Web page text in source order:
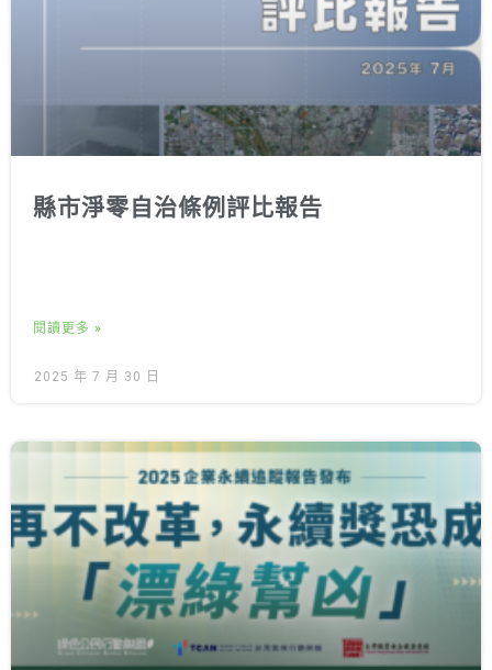
縣市淨零自治條例評比報告
閱讀更多 »
2025 年 7 月 30 日